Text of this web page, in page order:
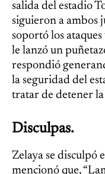
salida del estadio
siguieron a ambos
soportó los
le lanzó un
respondió
la seguridad del
tratar de detener la
Disculpas.
Zelaya se disculpó
mencionó que,